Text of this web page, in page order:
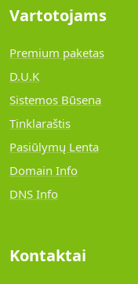
Vartotojams
Premium paketas
D.U.K
Sistemos Būsena
Tinklaraštis
Pasiūlymų Lenta
Domain Info
DNS Info
Kontaktai